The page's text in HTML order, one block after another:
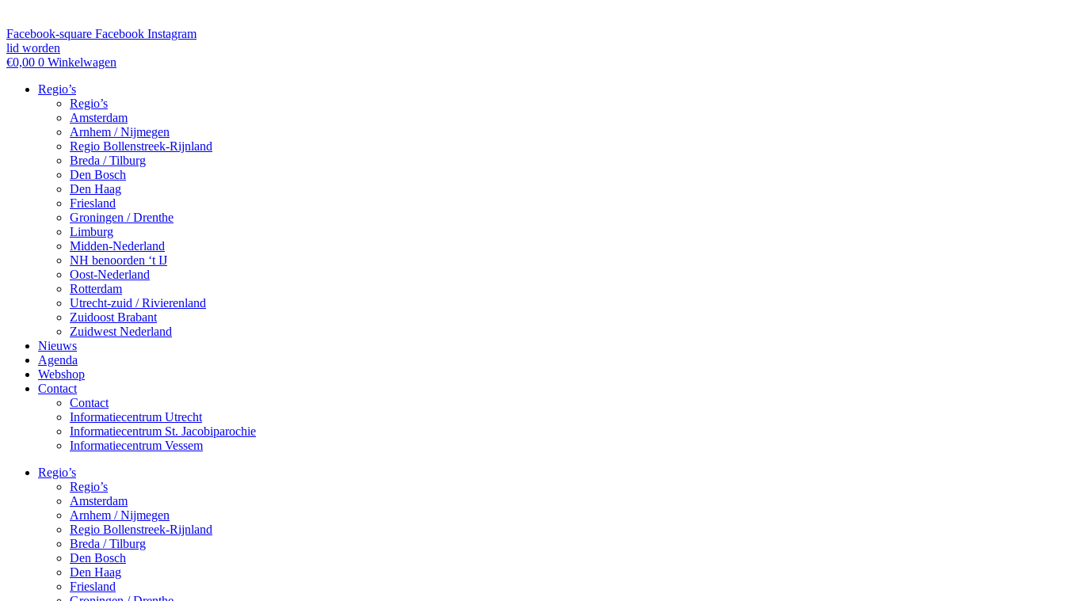
Facebook-square Facebook Instagram
lid worden
€0,00 0 Winkelwagen
Regio’s
Regio’s
Amsterdam
Arnhem / Nijmegen
Regio Bollenstreek-Rijnland
Breda / Tilburg
Den Bosch
Den Haag
Friesland
Groningen / Drenthe
Limburg
Midden-Nederland
NH benoorden ‘t IJ
Oost-Nederland
Rotterdam
Utrecht-zuid / Rivierenland
Zuidoost Brabant
Zuidwest Nederland
Nieuws
Agenda
Webshop
Contact
Contact
Informatiecentrum Utrecht
Informatiecentrum St. Jacobiparochie
Informatiecentrum Vessem
Regio’s
Regio’s
Amsterdam
Arnhem / Nijmegen
Regio Bollenstreek-Rijnland
Breda / Tilburg
Den Bosch
Den Haag
Friesland